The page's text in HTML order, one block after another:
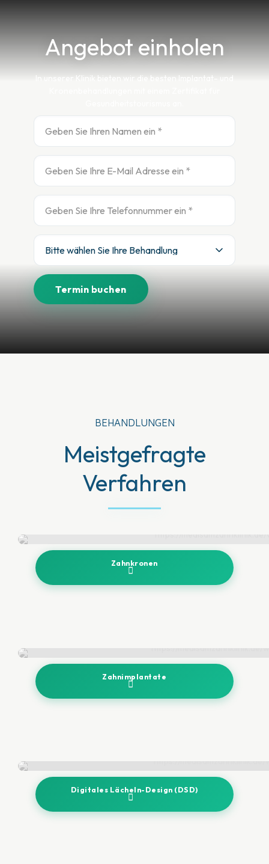
Angebot einholen
In unserer Klinik bieten wir die besten Implantat- und
BEHANDLUNGEN
Meistgefragte
Verfahren
Zahnkronen
Zahnimplantate
Digitales Lächeln-Design (DSD)